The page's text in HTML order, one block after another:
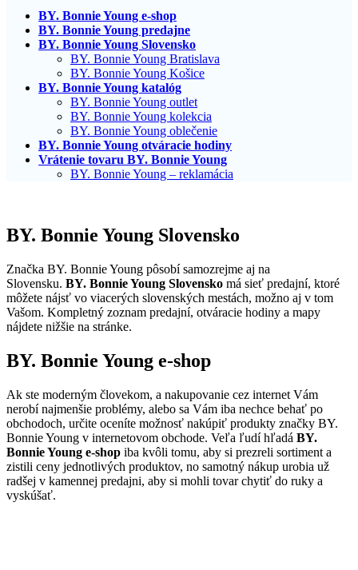
BY. Bonnie Young e-shop
BY. Bonnie Young predajne
BY. Bonnie Young Slovensko
BY. Bonnie Young Bratislava
BY. Bonnie Young Košice
BY. Bonnie Young katalóg
BY. Bonnie Young outlet
BY. Bonnie Young kolekcia
BY. Bonnie Young oblečenie
BY. Bonnie Young otváracie hodiny
Vrátenie tovaru BY. Bonnie Young
BY. Bonnie Young – reklamácia
BY. Bonnie Young Slovensko
Značka BY. Bonnie Young pôsobí samozrejme aj na
Slovensku. BY. Bonnie Young Slovensko má sieť predajní, ktoré
môžete nájsť vo viacerých slovenských mestách, možno aj v tom
Vašom. Kompletný zoznam predajní, otváracie hodiny a mapy
nájdete nižšie na stránke.
BY. Bonnie Young e-shop
Ak ste moderným človekom, a nakupovanie cez internet Vám
nerobí najmenšie problémy, alebo sa Vám iba nechce behať po
obchodoch, určite oceníte možnosť nakúpiť produkty značky BY.
Bonnie Young v internetovom obchode. Veľa ľudí hľadá BY.
Bonnie Young e-shop iba kvôli tomu, aby si prezreli sortiment a
zistili ceny jednotlivých produktov, no samotný nákup urobia už
radšej v kamennej predajni, aby si mohli tovar chytiť do ruky a
vyskúšať.